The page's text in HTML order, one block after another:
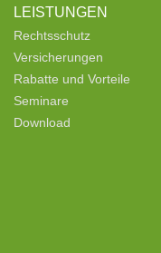
LEISTUNGEN
Rechtsschutz
Versicherungen
Rabatte und Vorteile
Seminare
Download